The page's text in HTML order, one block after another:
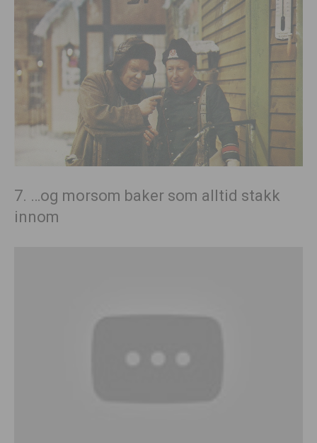
7. …og morsom baker som alltid stakk
innom